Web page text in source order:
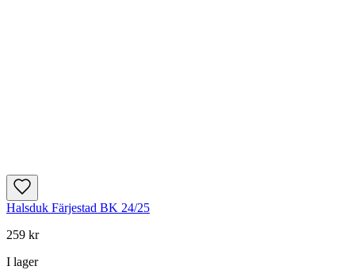
Halsduk Färjestad BK 24/25
259 kr
I lager